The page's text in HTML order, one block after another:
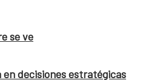
se ve
decisiones estratégicas